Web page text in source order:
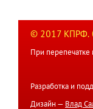
© 2017 КПРФ.
При
Разработка и
Дизайн — Влад